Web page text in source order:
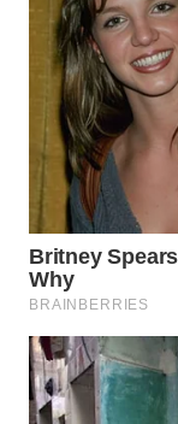
WN
KEPULAUAN
SERIBU
WN
TANGERANG
WN
BINJAI
WN
CIREBON